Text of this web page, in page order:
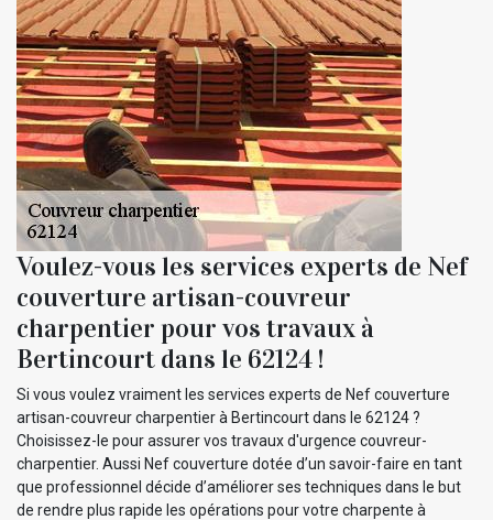
Voulez-vous les services experts de Nef
couverture artisan-couvreur
charpentier pour vos travaux à
Bertincourt dans le 62124 !
Si vous voulez vraiment les services experts de Nef couverture
artisan-couvreur charpentier à Bertincourt dans le 62124 ?
Choisissez-le pour assurer vos travaux d'urgence couvreur-
charpentier. Aussi Nef couverture dotée d’un savoir-faire en tant
que professionnel décide d’améliorer ses techniques dans le but
de rendre plus rapide les opérations pour votre charpente à